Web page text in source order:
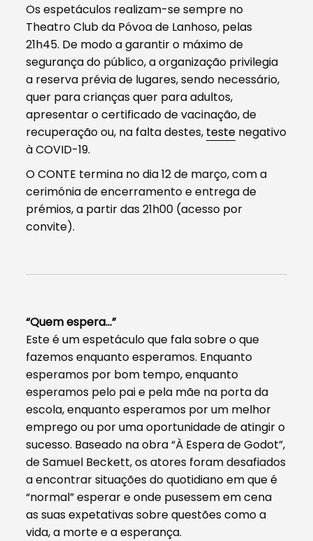
Os espetáculos realizam-se sempre no
Theatro Club da Póvoa de Lanhoso, pelas
21h45. De modo a garantir o máximo de
segurança do público, a organização privilegia
a reserva prévia de lugares, sendo necessário,
quer para crianças quer para adultos,
apresentar o certificado de vacinação, de
recuperação ou, na falta destes, teste negativo
à COVID-19.
O CONTE termina no dia 12 de março, com a
cerimónia de encerramento e entrega de
prémios, a partir das 21h00 (acesso por
convite).
“Quem espera…”
Este é um espetáculo que fala sobre o que
fazemos enquanto esperamos. Enquanto
esperamos por bom tempo, enquanto
esperamos pelo pai e pela mãe na porta da
escola, enquanto esperamos por um melhor
emprego ou por uma oportunidade de atingir o
sucesso. Baseado na obra “À Espera de Godot”,
de Samuel Beckett, os atores foram desafiados
a encontrar situações do quotidiano em que é
“normal” esperar e onde pusessem em cena
as suas expetativas sobre questões como a
vida, a morte e a esperança.